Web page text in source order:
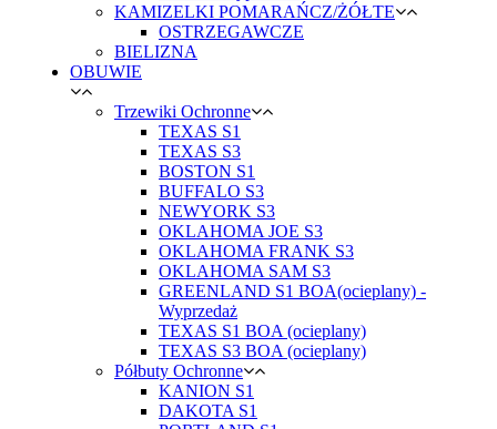
KAMIZELKI POMARAŃCZ/ŻÓŁTE
OSTRZEGAWCZE
BIELIZNA
OBUWIE
Trzewiki Ochronne
TEXAS S1
TEXAS S3
BOSTON S1
BUFFALO S3
NEWYORK S3
OKLAHOMA JOE S3
OKLAHOMA FRANK S3
OKLAHOMA SAM S3
GREENLAND S1 BOA(ocieplany) -
Wyprzedaż
TEXAS S1 BOA (ocieplany)
TEXAS S3 BOA (ocieplany)
Półbuty Ochronne
KANION S1
DAKOTA S1